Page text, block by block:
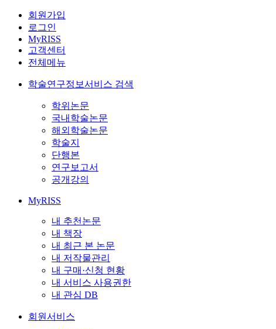
회원가입
로그인
MyRISS
고객센터
전체메뉴
학술연구정보서비스 검색
학위논문
국내학술논문
해외학술논문
학술지
단행본
연구보고서
공개강의
MyRISS
내 추천논문
내 책장
내 최근 본 논문
내 저작물관리
내 구매·신청 현황
내 서비스 사용권한
내 관심 DB
회원서비스